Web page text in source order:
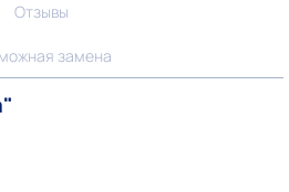
Отзывы
замена